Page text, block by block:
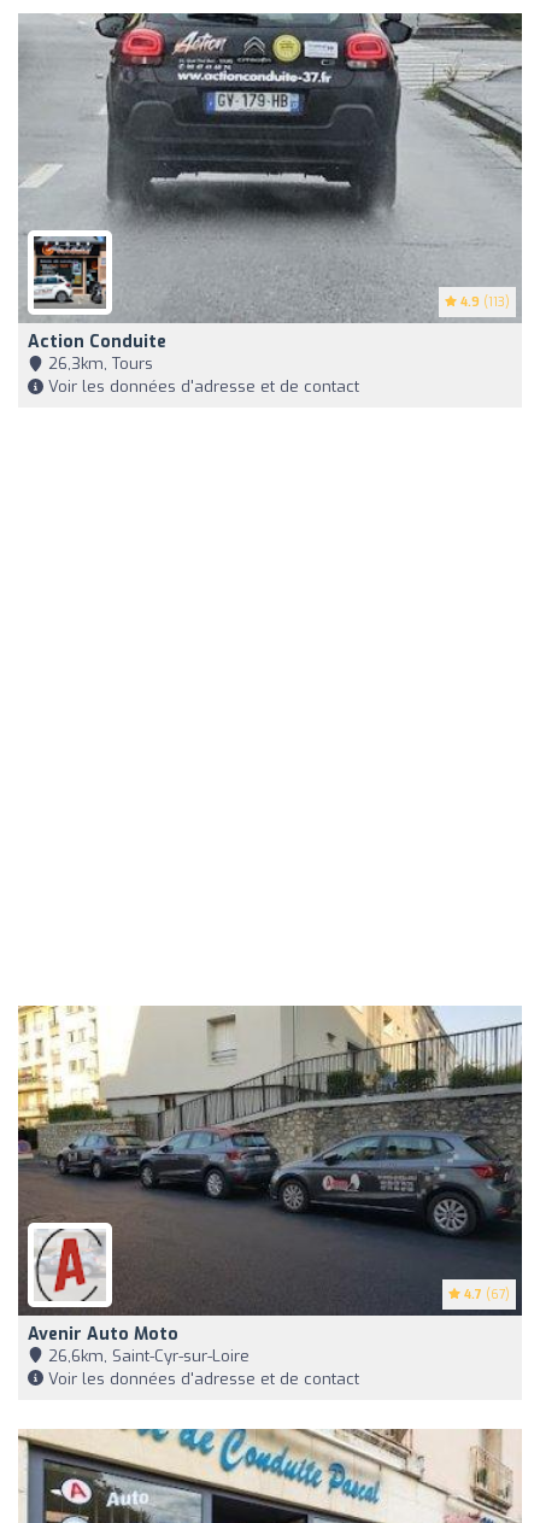
4.9 (113)
Action Conduite
26,3km, Tours
Voir les données d'adresse et de contact
4.7 (67)
Avenir Auto Moto
26,6km, Saint-Cyr-sur-Loire
Voir les données d'adresse et de contact